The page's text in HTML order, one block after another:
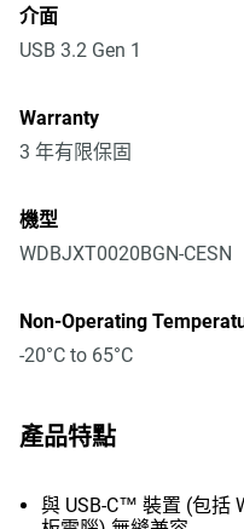
介面
USB 3.2 Gen 1
Warranty
3 年有限保固
機型
WDBJXT0020BGN-CESN
Non-Operating
-20°C to 65°C
產品特點
與 USB-C™ 裝置 (包括